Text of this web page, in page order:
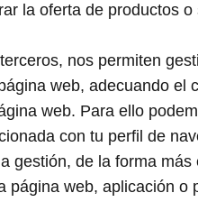
la oferta de productos
nos permiten
web, adecuando el
web. Para ello
con tu perfil de
gestión, de la forma más
página web, aplicación o